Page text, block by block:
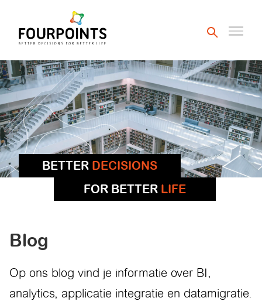
BETTER DECISIONS
FOR BETTER LIFE
Blog
Op ons blog vind je informatie over BI,
analytics, applicatie integratie en datamigratie.